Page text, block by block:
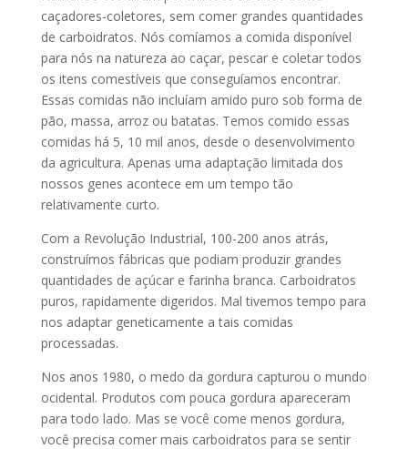
caçadores-coletores, sem comer grandes quantidades
de carboidratos. Nós comíamos a comida disponível
para nós na natureza ao caçar, pescar e coletar todos
os itens comestíveis que conseguíamos encontrar.
Essas comidas não incluíam amido puro sob forma de
pão, massa, arroz ou batatas. Temos comido essas
comidas há 5, 10 mil anos, desde o desenvolvimento
da agricultura. Apenas uma adaptação limitada dos
nossos genes acontece em um tempo tão
relativamente curto.
Com a Revolução Industrial, 100-200 anos atrás,
construímos fábricas que podiam produzir grandes
quantidades de açúcar e farinha branca. Carboidratos
puros, rapidamente digeridos. Mal tivemos tempo para
nos adaptar geneticamente a tais comidas
processadas.
Nos anos 1980, o medo da gordura capturou o mundo
ocidental. Produtos com pouca gordura apareceram
para todo lado. Mas se você come menos gordura,
você precisa comer mais carboidratos para se sentir